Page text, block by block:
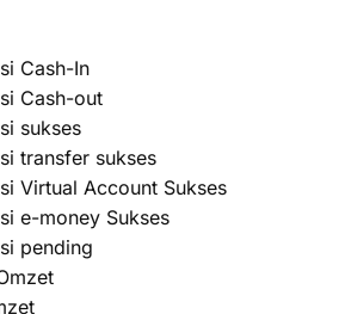
Cash-In
Cash-out
sukses
transfer sukses
Virtual Account Sukses
e-money Sukses
pending